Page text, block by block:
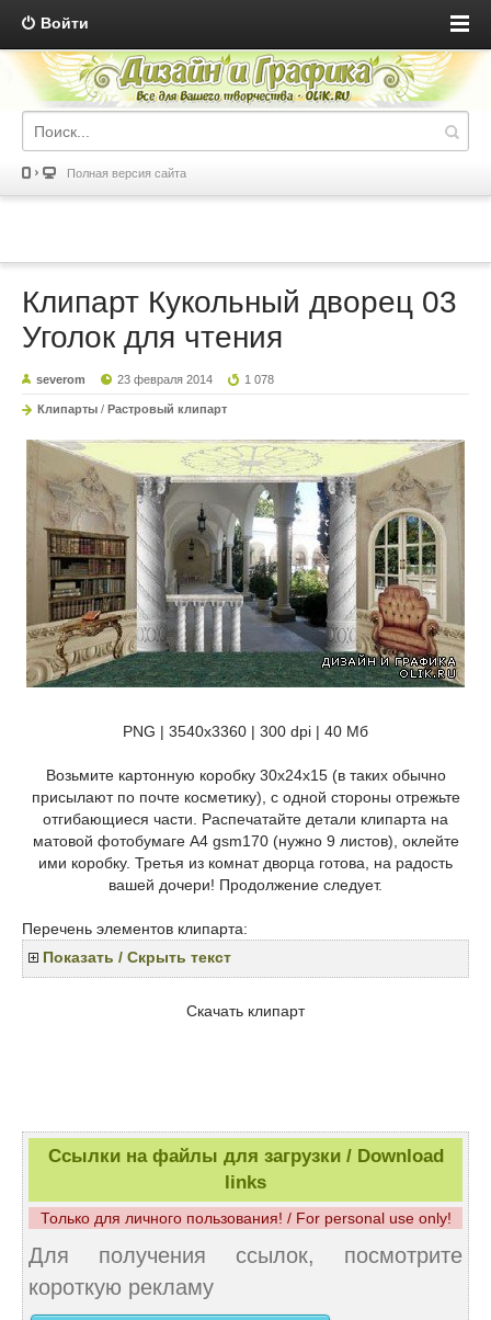
Войти
Полная версия сайта
Клипарт Кукольный дворец 03
Уголок для чтения
severom 23 февраля 2014 1 078
Клипарты / Растровый клипарт
PNG | 3540х3360 | 300 dpi | 40 Мб
Возьмите картонную коробку 30x24x15 (в таких обычно
присылают по почте косметику), с одной стороны отрежьте
отгибающиеся части. Распечатайте детали клипарта на
матовой фотобумаге А4 gsm170 (нужно 9 листов), оклейте
ими коробку. Третья из комнат дворца готова, на радость
вашей дочери! Продолжение следует.
Перечень элементов клипарта:
Показать / Скрыть текст
Скачать клипарт
Ссылки на файлы для загрузки / Download
links
Только для личного пользования! / For personal use only!
Для получения ссылок, посмотрите
короткую рекламу